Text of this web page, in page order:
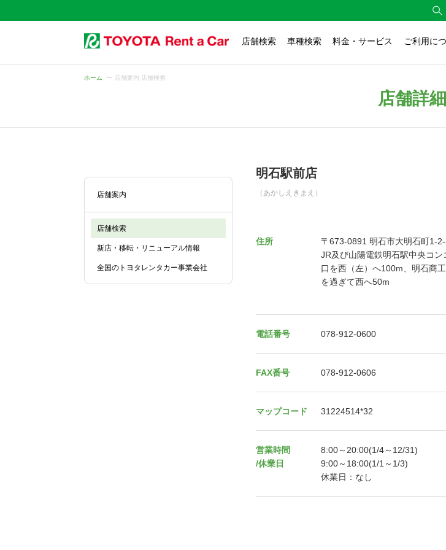
店舗検索 車種検索 料金・サービス ご利用に
ホーム 店舗案内 店舗検索
店舗詳細
店舗案内
店舗検索
新店・移転・リニューアル情報
全国のトヨタレンタカー事業会社
明石駅前店
（あかしえきまえ）
住所
〒673-0891 明石市大明石町1-
JR及び山陽電鉄明石駅中央コン
口を西（左）へ100m、明石商
を過ぎて西へ50m
電話番号 078-912-0600
FAX番号 078-912-0606
マップコード 31224514*32
営業時間
/休業日
8:00～20:00(1/4～12/31)
9:00～18:00(1/1～1/3)
休業日：なし